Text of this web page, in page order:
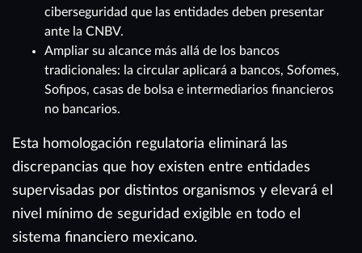
ciberseguridad que las entidades deben presentar
ante la CNBV.
Ampliar su alcance más allá de los bancos
tradicionales: la circular aplicará a bancos, Sofomes,
Sofipos, casas de bolsa e intermediarios financieros
no bancarios.
Esta homologación regulatoria eliminará las
discrepancias que hoy existen entre entidades
supervisadas por distintos organismos y elevará el
nivel mínimo de seguridad exigible en todo el
sistema financiero mexicano.